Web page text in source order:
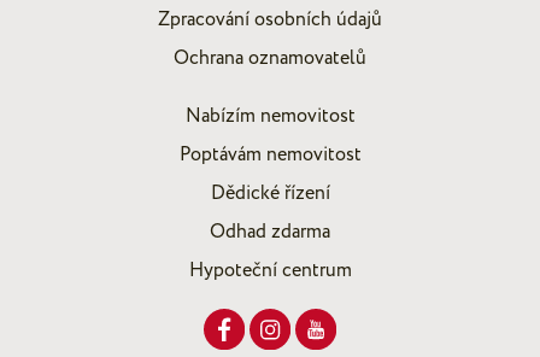
Zpracování osobních údajů
Ochrana oznamovatelů
Nabízím nemovitost
Poptávám nemovitost
Dědické řízení
Odhad zdarma
Hypoteční centrum